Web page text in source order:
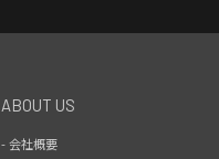
ABOUT US
- 会社概要